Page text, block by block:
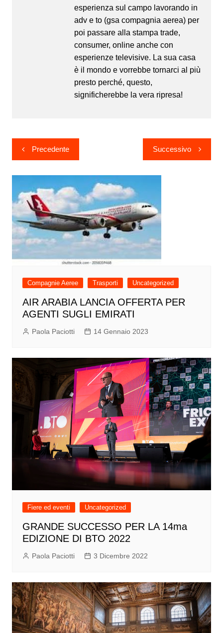
esperienza sul campo lavorando in
adv e to (gsa compagnia aerea) per
poi passare alla stampa trade,
consumer, online anche con
esperienze televisive. La sua casa
è il mondo e vorrebbe tornarci al più
presto perché, questo,
significherebbe la vera ripresa!
Navigazione
articoli
Precedente Successivo
Compagnie Aeree Trasporti Uncategorized
AIR ARABIA LANCIA OFFERTA PER
AGENTI SUGLI EMIRATI
Paola Paciotti 14 Gennaio 2023
Fiere ed eventi Uncategorized
GRANDE SUCCESSO PER LA 14ma
EDIZIONE DI BTO 2022
Paola Paciotti 3 Dicembre 2022